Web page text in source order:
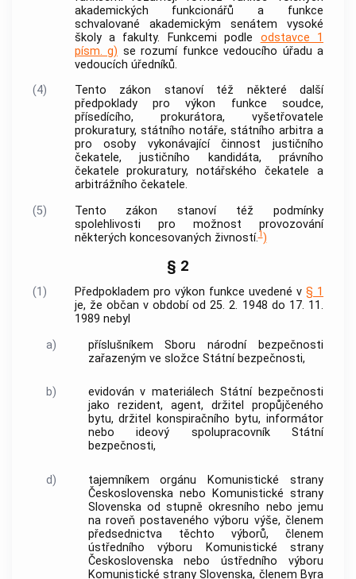
akademických funkcionářů a funkce
schvalované akademickým senátem vysoké
školy a fakulty. Funkcemi podle odstavce 1
písm. g) se rozumí funkce vedoucího úřadu a
vedoucích úředníků.
(4)
Tento zákon stanoví též některé další
předpoklady pro výkon funkce soudce,
přísedícího, prokurátora, vyšetřovatele
prokuratury, státního notáře, státního arbitra a
pro osoby vykonávající činnost justičního
čekatele, justičního kandidáta, právního
čekatele prokuratury, notářského čekatele a
arbitrážního čekatele.
(5)
Tento zákon stanoví též podmínky
spolehlivosti pro možnost provozování
některých koncesovaných živností.1)
§ 2
(1) Předpokladem pro výkon funkce uvedené v § 1
je, že občan v období od 25. 2. 1948 do 17. 11.
1989 nebyl
a)
příslušníkem Sboru národní bezpečnosti
zařazeným ve složce Státní bezpečnosti,
b)
evidován v materiálech Státní bezpečnosti
jako rezident, agent, držitel propůjčeného
bytu, držitel konspiračního bytu, informátor
nebo ideový spolupracovník Státní
bezpečnosti,
d)
tajemníkem orgánu Komunistické strany
Československa nebo Komunistické strany
Slovenska od stupně okresního nebo jemu
na roveň postaveného výboru výše, členem
předsednictva těchto výborů, členem
ústředního výboru Komunistické strany
Československa nebo ústředního výboru
Komunistické strany Slovenska, členem Byra